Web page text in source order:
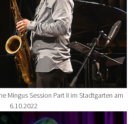
Mingus Session Part II im Stadtgarten am
6.10.2022